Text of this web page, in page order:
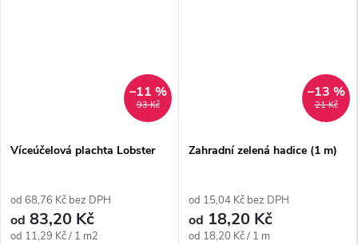
93 Kč
–11 %
Víceúčelová plachta Lobster
od 68,76 Kč bez DPH
od 83,20 Kč
Měrná
od 11,29 Kč / 1 m2
21 Kč
–13 %
Zahradní zelená hadice (1 m)
od 15,04 Kč bez DPH
od 18,20 Kč
Měrná
od 18,20 Kč / 1 m